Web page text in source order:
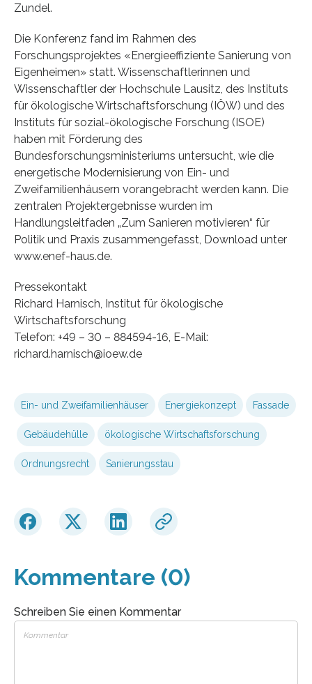
Zundel.
Die Konferenz fand im Rahmen des
Forschungsprojektes «Energieeffiziente Sanierung von
Eigenheimen» statt. Wissenschaftlerinnen und
Wissenschaftler der Hochschule Lausitz, des Instituts
für ökologische Wirtschaftsforschung (IÖW) und des
Instituts für sozial-ökologische Forschung (ISOE)
haben mit Förderung des
Bundesforschungsministeriums untersucht, wie die
energetische Modernisierung von Ein- und
Zweifamilienhäusern vorangebracht werden kann. Die
zentralen Projektergebnisse wurden im
Handlungsleitfaden „Zum Sanieren motivieren“ für
Politik und Praxis zusammengefasst, Download unter
www.enef-haus.de.
Pressekontakt
Richard Harnisch, Institut für ökologische
Wirtschaftsforschung
Telefon: +49 – 30 – 884594-16, E-Mail:
richard.harnisch@ioew.de
Ein- und Zweifamilienhäuser Energiekonzept Fassade
Gebäudehülle ökologische Wirtschaftsforschung
Ordnungsrecht Sanierungsstau
Kommentare (0)
Schreiben Sie einen Kommentar